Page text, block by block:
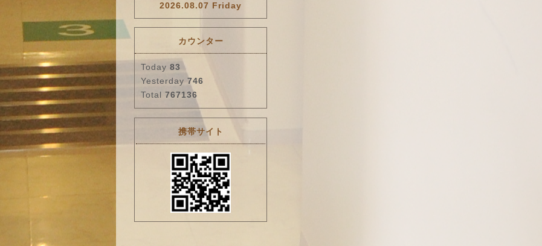
2026.08.07 Friday
カウンター
Today 83
Yesterday 746
Total 767136
携帯サイト